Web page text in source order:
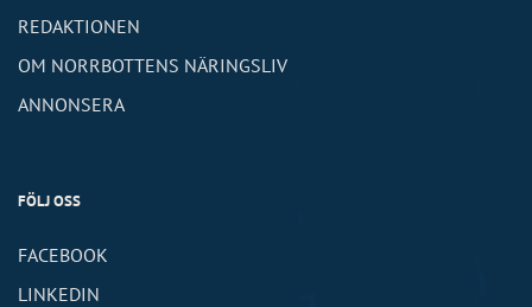
REDAKTIONEN
OM NORRBOTTENS NÄRINGSLIV
ANNONSERA
FÖLJ OSS
FACEBOOK
LINKEDIN